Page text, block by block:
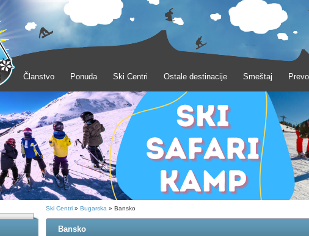
Članstvo Ponuda Ski Centri Ostale destinacije Smeštaj
Ski Centri » Bugarska » Bansko
Bansko